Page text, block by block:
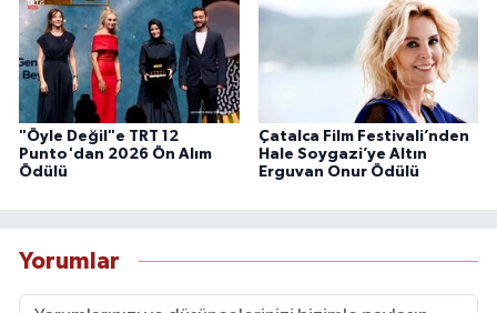
"Öyle Değil"e TRT 12
Punto'dan 2026 Ön Alım
Ödülü
Çatalca Film Festivali’nden
Hale Soygazi’ye Altın
Erguvan Onur Ödülü
Yorumlar